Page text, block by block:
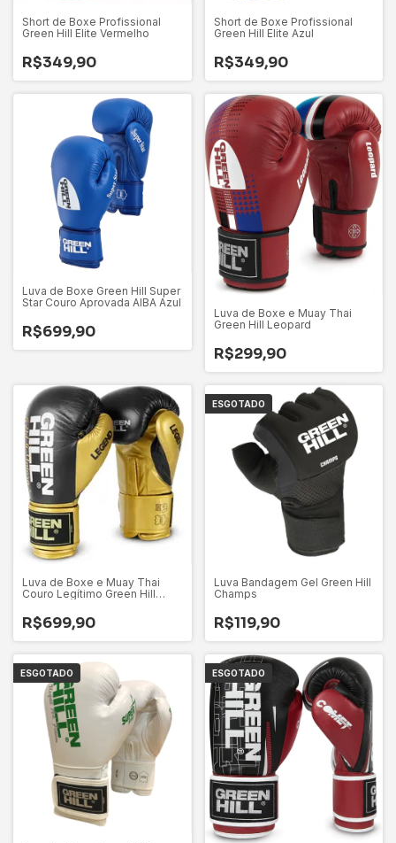
Short de Boxe Profissional
Green Hill Elite Vermelho
R$349,90
Short de Boxe Profissional
Green Hill Elite Azul
R$349,90
Luva de Boxe Green Hill Super
Star Couro Aprovada AIBA Azul
R$699,90
Luva de Boxe e Muay Thai
Green Hill Leopard
R$299,90
Luva de Boxe e Muay Thai
Couro Legítimo Green Hill
R$699,90
ESGOTADO
Luva Bandagem Gel Green Hill
Champs
R$119,90
ESGOTADO ESGOTADO